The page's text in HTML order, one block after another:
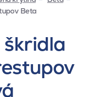
Beta